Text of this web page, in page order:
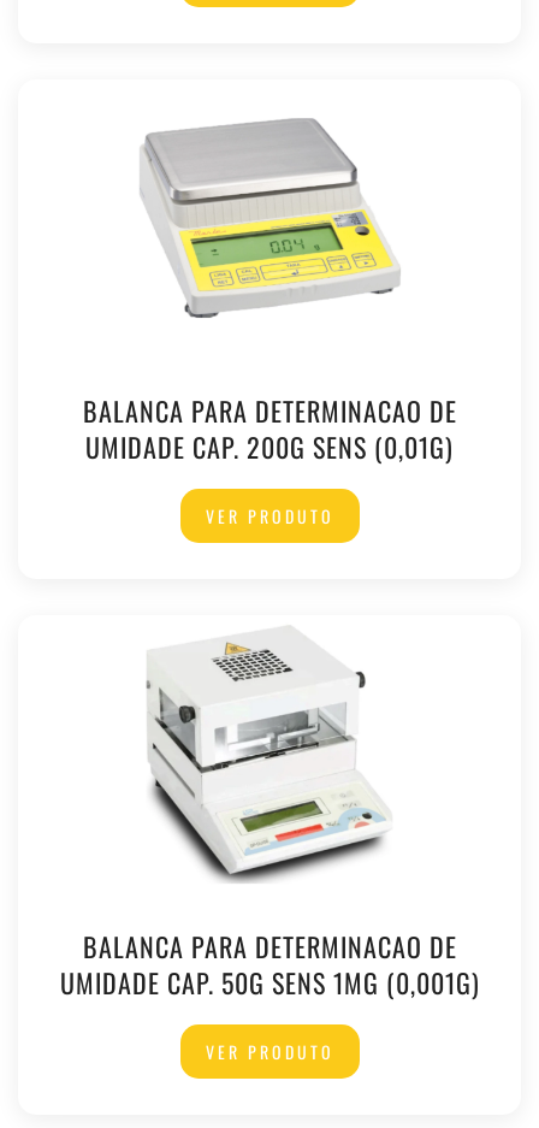
BALANCA PARA DETERMINACAO DE
UMIDADE CAP. 200G SENS (0,01G)
VER PRODUTO
BALANCA PARA DETERMINACAO DE
UMIDADE CAP. 50G SENS 1MG (0,001G)
VER PRODUTO